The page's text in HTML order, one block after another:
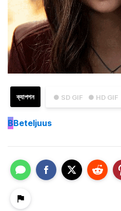
● SD GIF ● HD GIF
ক্যাপশন
BBeteljuus